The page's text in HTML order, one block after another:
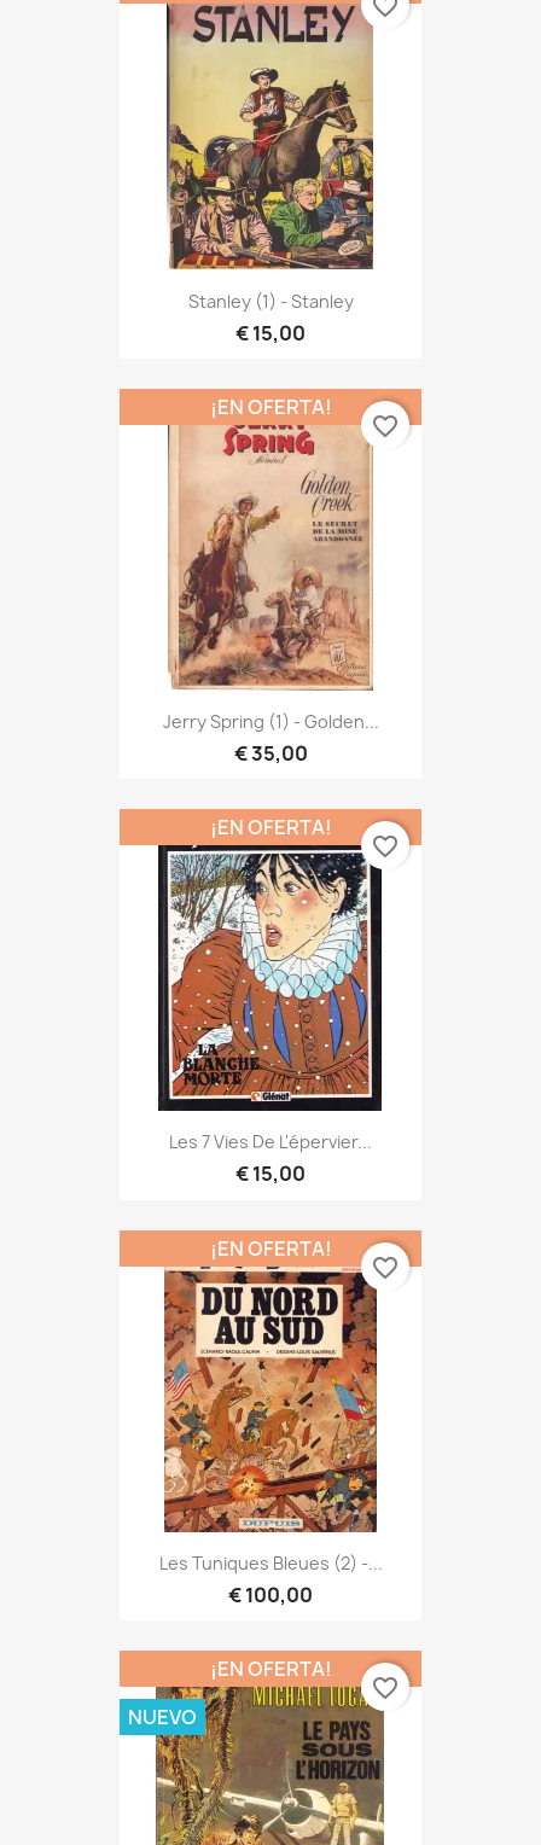
Stanley (1) - Stanley
€ 15,00
Jerry Spring (1) - Golden...
€ 35,00
¡EN OFERTA!
favorite_border
Les 7 Vies De L'épervier...
€ 15,00
¡EN OFERTA!
favorite_border
Les Tuniques Bleues (2) -...
€ 100,00
¡EN OFERTA!
favorite_border
¡EN OFERTA!
NUEVO
favorite_border